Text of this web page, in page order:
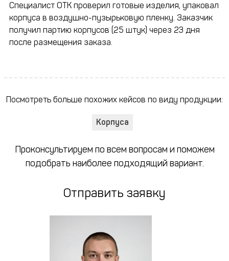
Специалист ОТК проверил готовые изделия, упаковал
корпуса в воздушно-пузырьковую пленку. Заказчик
получил партию корпусов (25 штук) через 23 дня
после размещения заказа.
Посмотреть больше похожих кейсов по виду продукции:
Корпуса
Проконсультируем по всем вопросам и поможем
подобрать наиболее подходящий вариант.
Отправить заявку